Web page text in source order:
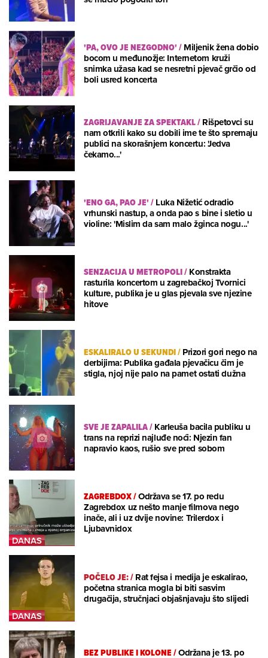
'PA, OVO JE NEZGODNO'/Miljenik žena dobio
bocom u međunožje: Internetom kruži
snimka užasa kad se nesretni pjevač grčio od
boli usred koncerta
ZAGRIJAVANJE ZA SPEKTAKL/Rišpetovci su
nam otkrili kako su dobili ime te što spremaju
publici na skorašnjem koncertu: 'Jedva
čekamo...'
'ENO GA, PAO JE'/Luka Nižetić odradio
vrhunski nastup, a onda pao s bine i sletio u
violine: 'Mislim da sam malo žginca nogu...'
SENZACIJA U METROPOLI/Konstrakta
rasturila koncertom u zagrebačkoj Tvornici
kulture, publika je u glas pjevala sve njezine
hitove
ESKALIRALO U SEKUNDI/Prizori gori nego na
derbijima: Publika gađala pjevačicu čim je
stigla, njoj nije palo na pamet ostati dužna
SVE JE ZAPALILA/Karleuša bacila publiku u
trans na reprizi najluđe noći: Njezin fan
napravio kaos, rušio sve pred sobom
ZAGREBDOX/Održava se 17. po redu
Zagrebdox uz nešto manje filmova nego
inače, ali i uz dvije novine: Trilerdox i
Ljubavnidox
POČELO JE:/Rat fejsa i medija je eskalirao,
početna stranica mogla bi biti sasvim
drugačija, stručnjaci objašnjavaju što slijedi
BEZ PUBLIKE I KOLONE/Održana je 13. po